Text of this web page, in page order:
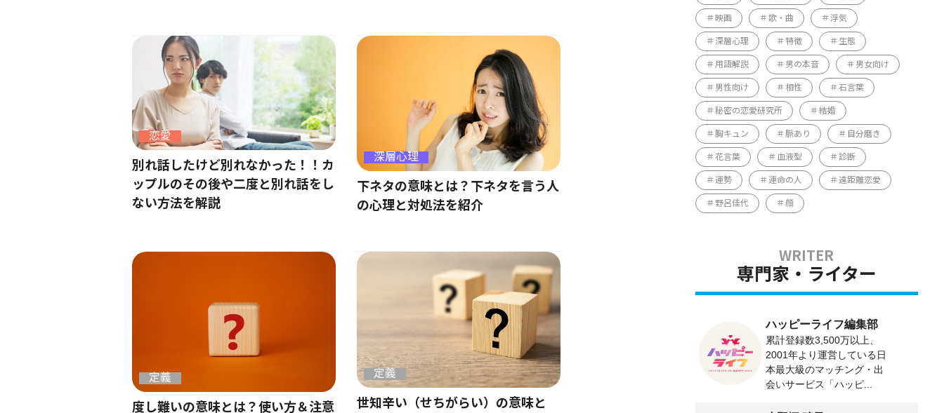
恋愛
別れ話したけど別れなかった！！カ
ップルのその後や二度と別れ話をし
ない方法を解説
深層心理
下ネタの意味とは？下ネタを言う人
の心理と対処法を紹介
定義
度し難いの意味とは？使い方＆注意
定義
世知辛い（せちがらい）の意味と
映画 歌・曲 浮気
深層心理 特徴 生態
用語解説 男の本音 男女向け
男性向け 相性 石言葉
秘密の恋愛研究所 結婚
胸キュン 脈あり 自分磨き
花言葉 血液型 診断
運勢 運命の人 遠距離恋愛
野呂佳代 顔
専門家・ライター
ハッピーライフ編集部
累計登録数3,500万以上、
2001年より運営している日
本最大級のマッチング・出
会いサービス「ハッピ...